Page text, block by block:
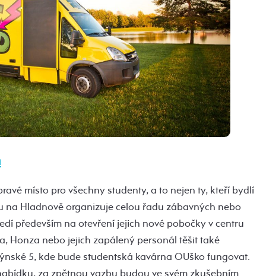
místo pro všechny studenty, a to nejen ty, kteří bydlí
na Hladnově organizuje celou řadu zábavných nebo
především na otevření jejich nové pobočky v centru
Honza nebo jejich zapálený personál těšit také
5, kde bude studentská kavárna OUško fungovat.
za zpětnou vazbu budou ve svém zkušebním